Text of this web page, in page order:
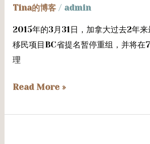
Tina的博客 / admin
2015年的3月31日，加拿大过去2年
移民项目BC省提名暂停重组，并将在
理
有
哪
些
项
Read More »